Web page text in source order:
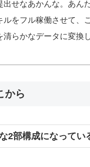
出せなあかんな。あん
をフル稼働させて、こ
清らかなデータに変換
から
2部構成になってい